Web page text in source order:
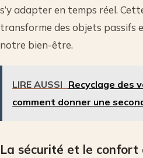
s’y adapter en temps réel.
transforme des objets passifs
notre bien-être.
LIRE AUSSI Recyclage des
comment donner une
La sécurité et le confort